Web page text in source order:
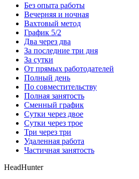
Без опыта работы
Вечерняя и ночная
Вахтовый метод
График 5/2
Два через два
За последние три дня
За сутки
От прямых работодателей
Полный день
По совместительству
Полная занятость
Сменный график
Сутки через двое
Сутки через трое
Три через три
Удаленная работа
Частичная занятость
HeadHunter